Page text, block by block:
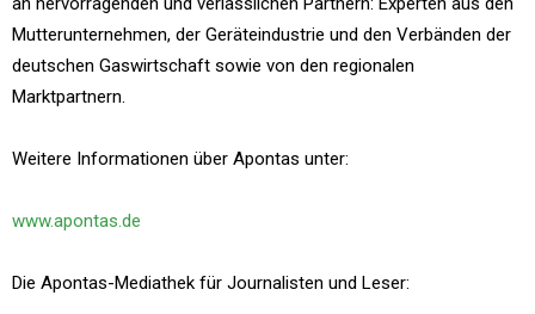
Mutterunternehmen, der Geräteindustrie und den Verbänden der
deutschen Gaswirtschaft sowie von den regionalen
Marktpartnern.
Weitere Informationen über Apontas unter:
www.apontas.de
Die Apontas-Mediathek für Journalisten und Leser: